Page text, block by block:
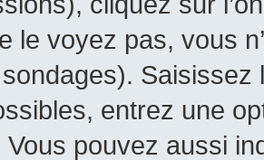
le voyez pas, vous
entrez une
pouvez aussi